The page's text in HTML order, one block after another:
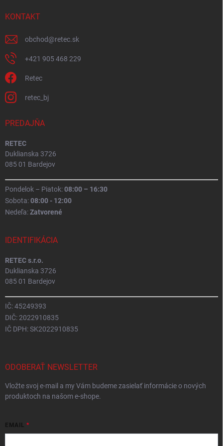
KONTAKT
obchod@retec.sk
+421 905 468 229
Retec
retec_bj
PREDAJŇA
RETEC
Duklianska 3726
085 01 Bardejov
Pondelok – Piatok:08:00 – 16:30
Sobota:08:00 - 12:00
Nedeľa:Zatvorené
IDENTIFIKÁCIA
RETEC s.r.o.
Duklianska 3726
085 01 Bardejov
IČ: 45249393
DIČ: 2022910835
IČ DPH: SK2022910835
ODOBERAŤ NEWSLETTER
Vložte svoj e-mail a my Vám budeme zasielať informácie o nových
produktoch na našom e-shope.
EMAIL